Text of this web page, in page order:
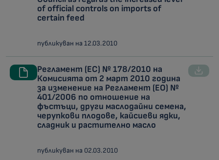
of official controls on imports of
certain feed
публикуван на 12.03.2010
Регламент (ЕС) № 178/2010 на
Комисията от 2 март 2010 година
за изменение на Регламент (ЕО) №
401/2006 по отношение на
фъстъци, други маслодайни семена,
черупкови плодове, кайсиеви ядки,
сладник и растително масло
публикуван на 02.03.2010